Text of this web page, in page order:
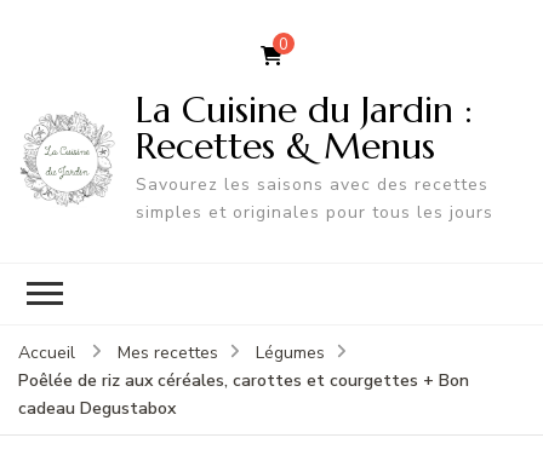
0
La Cuisine du Jardin :
Recettes & Menus
Savourez les saisons avec des recettes
simples et originales pour tous les jours
Accueil Mes recettes
Légumes
Poêlée de riz aux céréales, carottes et courgettes + Bon
cadeau Degustabox